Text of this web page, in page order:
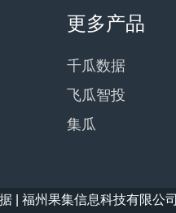
更多产品
千瓜数据
飞瓜智投
集瓜
| 福州果集信息科技有限公司